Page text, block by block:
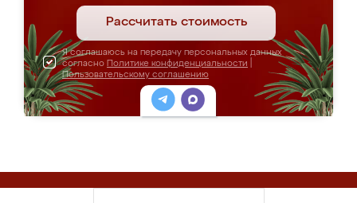
Рассчитать стоимость
Я соглашаюсь на передачу персональных данных
согласно Политике конфиденциальности
Пользовательскому соглашению